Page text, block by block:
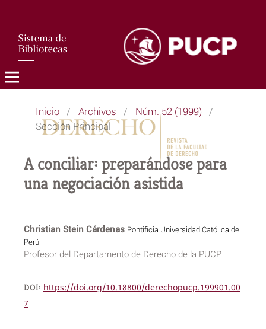
Inicio / Archivos / Núm. 52 (1999) /
Sección Principal
A conciliar: preparándose para
una negociación asistida
Christian Stein Cárdenas Pontificia Universidad Católica del
Perú
Profesor del Departamento de Derecho de la PUCP
DOI: https://doi.org/10.18800/derechopucp.199901.00
7